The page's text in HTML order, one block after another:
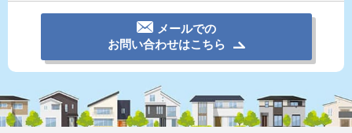
メールでの
お問い合わせはこちら